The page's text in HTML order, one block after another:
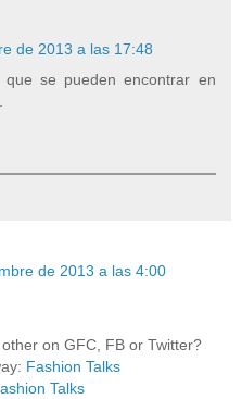
de 2013 a las 17:48
se pueden encontrar en
de 2013 a las 4:00
on GFC, FB or Twitter?
Fashion Talks
Talks